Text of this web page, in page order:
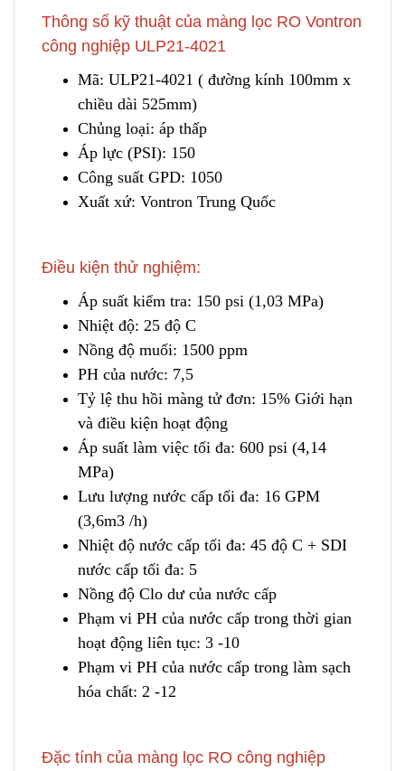
Thông số kỹ thuật của màng lọc RO Vontron
công nghiệp ULP21-4021
Mã: ULP21-4021 ( đường kính 100mm x
chiều dài 525mm)
Chủng loại: áp thấp
Áp lực (PSI): 150
Công suất GPD: 1050
Xuất xứ: Vontron Trung Quốc
Điều kiện thử nghiệm:
Áp suất kiểm tra: 150 psi (1,03 MPa)
Nhiệt độ: 25 độ C
Nồng độ muối: 1500 ppm
PH của nước: 7,5
Tỷ lệ thu hồi màng tử đơn: 15% Giới hạn
và điều kiện hoạt động
Áp suất làm việc tối đa: 600 psi (4,14
MPa)
Lưu lượng nước cấp tối đa: 16 GPM
(3,6m3 /h)
Nhiệt độ nước cấp tối đa: 45 độ C + SDI
nước cấp tối đa: 5
Nồng độ Clo dư của nước cấp
Phạm vi PH của nước cấp trong thời gian
hoạt động liên tục: 3 -10
Phạm vi PH của nước cấp trong làm sạch
hóa chất: 2 -12
Đặc tính của màng lọc RO công nghiệp